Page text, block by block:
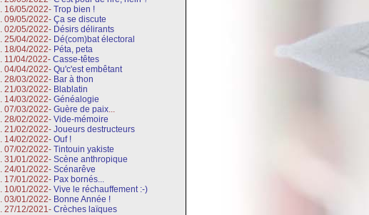
. 16/05/2022- Trop bien !
. 09/05/2022- Ça se discute
. 02/05/2022- Désirs délirants
. 25/04/2022- Dé(com)bat électoral
. 18/04/2022- Péta, peta
. 11/04/2022- Casse-têtes
. 04/04/2022- Qu'c'est embêtant
. 28/03/2022- Bar à thon
. 21/03/2022- Blablatin
. 14/03/2022- Généalogie
. 07/03/2022- Guère de paix...
. 28/02/2022- Vide-mémoire
. 21/02/2022- Joueurs destructeurs
. 14/02/2022- Ouf !
. 07/02/2022- Tintouin yakiste
. 31/01/2022- Scène anthropique
. 24/01/2022- Scénarêve
. 17/01/2022- Pax bornés...
. 10/01/2022- Vive le réchauffement :-)
. 03/01/2022- Bonne Année !
. 27/12/2021- Crèches laïques